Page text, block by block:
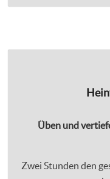
Üben und
Zwei Stunden den